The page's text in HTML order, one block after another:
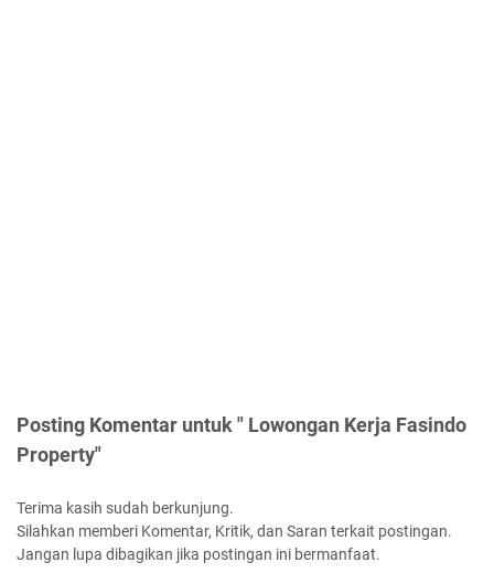
Posting Komentar untuk " Lowongan Kerja Fasindo
Property"
Terima kasih sudah berkunjung.
Silahkan memberi Komentar, Kritik, dan Saran terkait postingan.
Jangan lupa dibagikan jika postingan ini bermanfaat.